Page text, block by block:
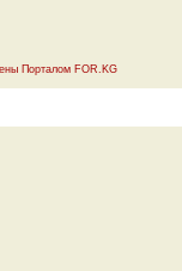
Порталом FOR.KG